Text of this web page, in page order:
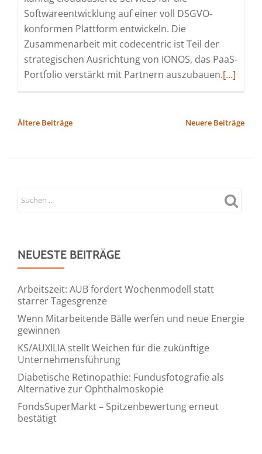
Softwareentwicklung auf einer voll DSGVO-
konformen Plattform entwickeln. Die
Zusammenarbeit mit codecentric ist Teil der
strategischen Ausrichtung von IONOS, das PaaS-
Portfolio verstärkt mit Partnern auszubauen.Read
Partner
[…]
BEITRAGSNAVIGATION
Ältere Beiträge Neuere Beiträge
NEUESTE BEITRÄGE
Arbeitszeit: AUB fordert Wochenmodell statt
starrer Tagesgrenze
Wenn Mitarbeitende Bälle werfen und neue Energie
gewinnen
KS/AUXILIA stellt Weichen für die zukünftige
Unternehmensführung
Diabetische Retinopathie: Fundusfotografie als
Alternative zur Ophthalmoskopie
FondsSuperMarkt – Spitzenbewertung erneut
bestätigt